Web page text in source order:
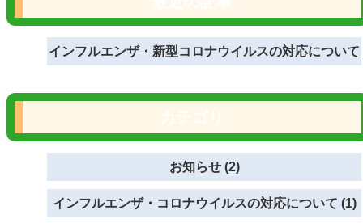
インフルエンザ・新型コロナウイルスの対応について
お知らせ (2)
インフルエンザ・コロナウイルスの対応について (1)